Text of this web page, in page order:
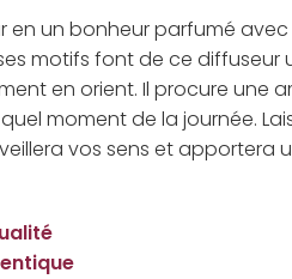
en un bonheur parfumé
motifs font de ce
en orient. Il procure une
moment de la journée.
vos sens et apportera